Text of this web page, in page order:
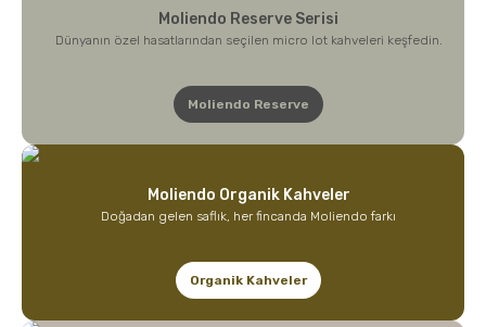
Moliendo Reserve Serisi
Dünyanın özel hasatlarından seçilen micro lot kahveleri keşfedin.
Moliendo Reserve
Moliendo Organik Kahveler
Doğadan gelen saflık, her fincanda Moliendo farkı
Organik Kahveler